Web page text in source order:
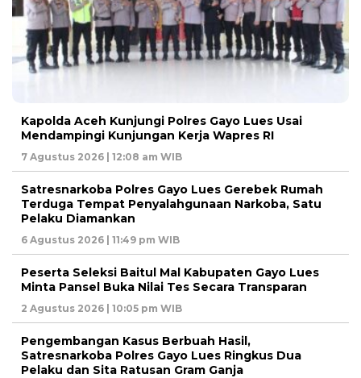
Kapolda Aceh Kunjungi Polres Gayo Lues Usai
Mendampingi Kunjungan Kerja Wapres RI
7 Agustus 2026 | 12:08 am WIB
Satresnarkoba Polres Gayo Lues Gerebek Rumah
Terduga Tempat Penyalahgunaan Narkoba, Satu
Pelaku Diamankan
6 Agustus 2026 | 11:49 pm WIB
Peserta Seleksi Baitul Mal Kabupaten Gayo Lues
Minta Pansel Buka Nilai Tes Secara Transparan
2 Agustus 2026 | 10:05 pm WIB
Pengembangan Kasus Berbuah Hasil,
Satresnarkoba Polres Gayo Lues Ringkus Dua
Pelaku dan Sita Ratusan Gram Ganja